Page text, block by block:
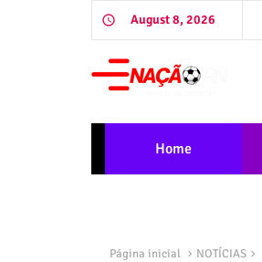
August 8, 2026
Home
Página inicial NOTÍCIAS